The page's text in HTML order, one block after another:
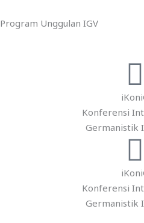
Program Unggulan IGV
Konferensi
Germanistik
Konferensi
Germanistik